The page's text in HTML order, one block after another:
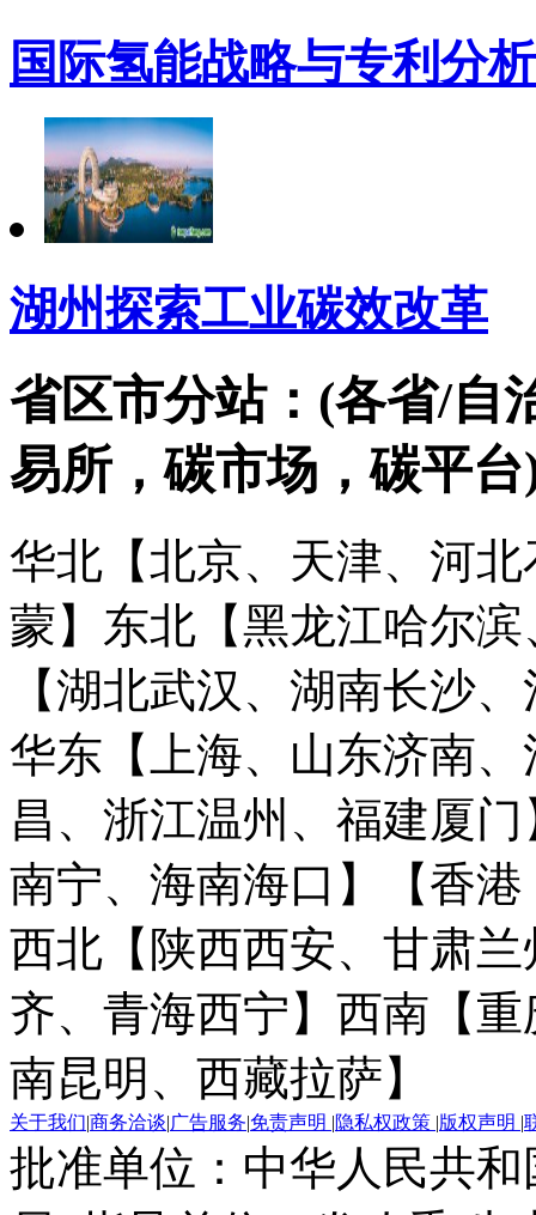
国际氢能战略与专利分析
湖州探索工业碳效改革
省区市分站：(各省/自
易所，碳市场，碳平台
华北【北京、天津、河
蒙】 东北【黑龙江哈尔
【湖北武汉、湖南长沙
华东【上海、山东济南
昌、浙江温州、福建厦门
南宁、海南海口】
【香
西北【陕西西安、甘肃
齐、青海西宁】 西南【
南昆明、西藏拉萨】
关于我们|商务洽谈|广告服务|免责声明 |隐私权政策 |版权声明 |
批准单位：中华人民共